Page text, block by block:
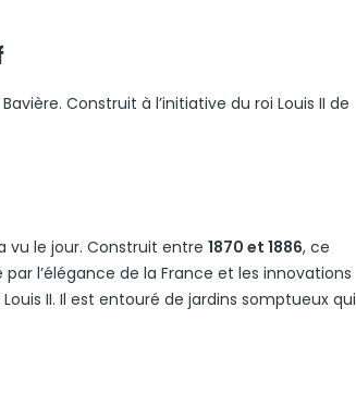
Construit à l’initiative du roi Louis II de
vu le jour. Construit entre 1870 et 1886, ce
l’élégance de la France et les innovations
II. Il est entouré de jardins somptueux qui